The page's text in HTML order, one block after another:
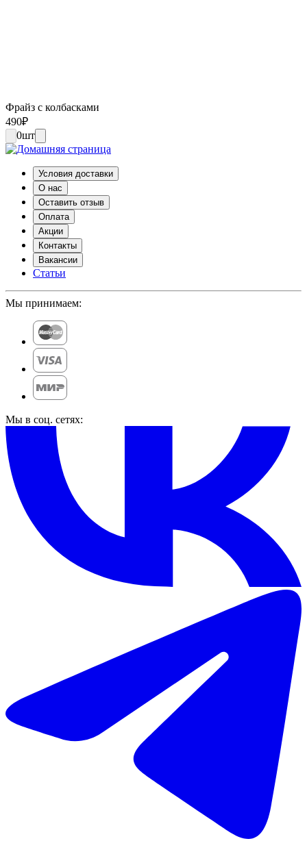
Фрайз с колбасками
490₽
0шт
Условия доставки
О нас
Оставить отзыв
Оплата
Акции
Контакты
Вакансии
Статьи
Мы принимаем:
Мы в соц. сетях: